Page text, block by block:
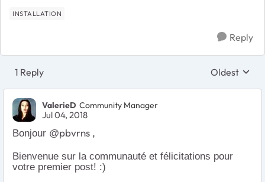
INSTALLATION
Reply
1 Reply Replies
Oldest
ValerieD Community Manager
Jul 04, 2018
Bonjour @pbvrns ,
Bienvenue sur la communauté et félicitations pour
votre premier post! :)